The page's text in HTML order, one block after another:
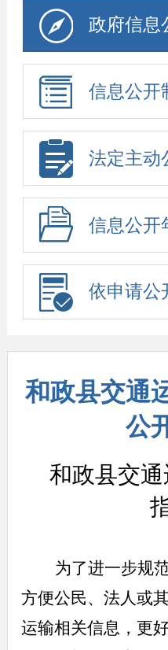
政府信息
信息公开
法定主动
信息公开
依申请公
和政县交通
公
和政县交
为了进一步规
方便公民、法人或
运输相关信息，更